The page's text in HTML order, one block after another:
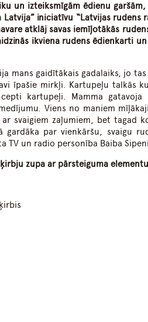
un izteiksmīgām ēdienu
Latvija” iniciatīvu “Latvijas rudens
atklāj savas iemīļotākās
ikviena rudens ēdienkarti
mans gaidītākais gadalaiks, jo
īpašie mirkļi. Kartupeļu talkās
kartupeļi. Mamma
Viens no maniem
svaigiem zaļumiem, bet tagad
gardāka par vienkāršu, svaigu
TV un radio personība Baiba
zupa ar pārsteiguma